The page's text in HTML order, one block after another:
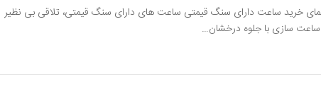
خرید ساعت دارای سنگ قیمتی ساعت های دارای سنگ قیمتی، تلاقی بی نظیر
سازی با جلوه درخشان…